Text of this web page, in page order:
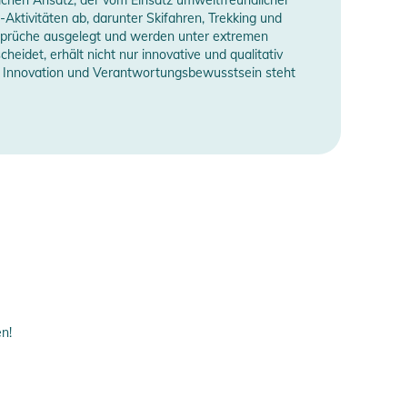
ab, darunter Skifahren, Trekking und
ausgelegt und werden unter extremen
erhält nicht nur innovative und qualitativ
und Verantwortungsbewusstsein steht